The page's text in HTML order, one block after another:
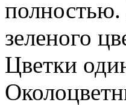
зеленого
Цветки